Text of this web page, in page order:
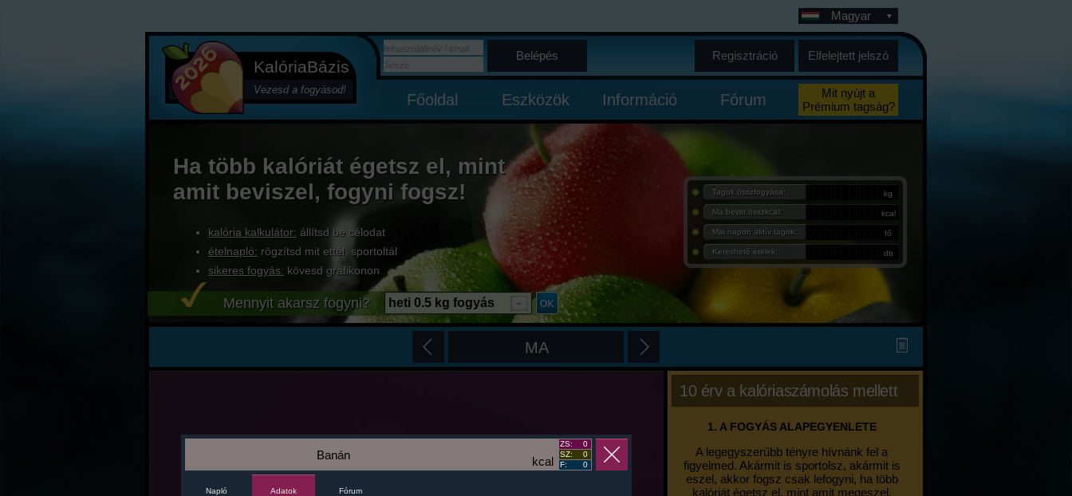
KalóriaBázis
Vezesd a fogyásod!
Magyar
Belépés Regisztráció Elfelejtett jelszó
Főoldal Eszközök Információ Fórum
Mit nyújt a
Prémium tagság?
Ha több kalóriát égetsz el, mint
amit beviszel, fogyni fogsz!
kalória kalkulátor: állítsd be célodat
ételnapló: rögzítsd mit ettél, sportoltál
sikeres fogyás: kövesd grafikonon
Tagok összfogyása: kg
Ma bevitt összkcal: kcal
Mai napon aktív tagok: fő
Kereshető ételek: db
Mennyit akarsz fogyni? heti 0.5 kg fogyás
MA
10 érv a kalóriaszámolás mellett
1. A FOGYÁS ALAPEGYENLETE
A legegyszerűbb tényre hívnánk fel a
figyelmed. Akármit is sportolsz, akármit is
eszel, akkor fogsz csak lefogyni, ha több
kalóriát égetsz el, mint amit megeszel.
kcal
Banán
ZS:
0
SZ:
0
F:
0
Napló Adatok Fórum